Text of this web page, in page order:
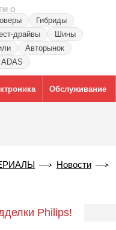
О
Гибриды
драйвы
Шины
Авторынок
Обслуживание
Новости
Philips!